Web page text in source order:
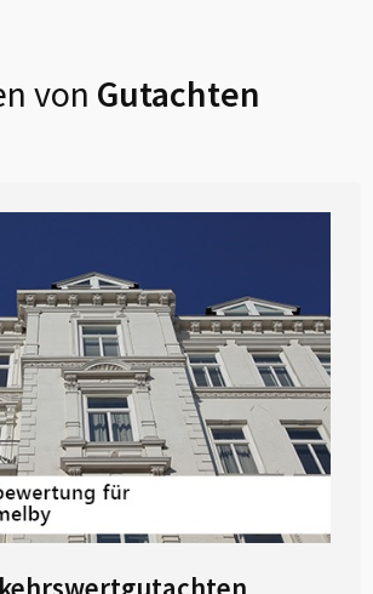
von Gutachten